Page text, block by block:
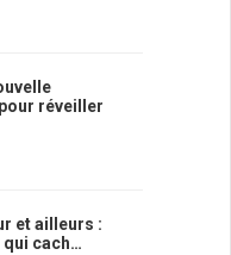
réveiller
et ailleurs :
qui cach…